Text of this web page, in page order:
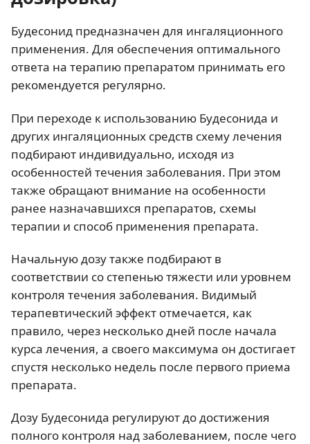
Будесонид предназначен для ингаляционного
применения. Для обеспечения оптимального
ответа на терапию препаратом принимать его
рекомендуется регулярно.
При переходе к использованию Будесонида и
других ингаляционных средств схему лечения
подбирают индивидуально, исходя из
особенностей течения заболевания. При этом
также обращают внимание на особенности
ранее назначавшихся препаратов, схемы
терапии и способ применения препарата.
Начальную дозу также подбирают в
соответствии со степенью тяжести или уровнем
контроля течения заболевания. Видимый
терапевтический эффект отмечается, как
правило, через несколько дней после начала
курса лечения, а своего максимума он достигает
спустя несколько недель после первого приема
препарата.
Дозу Будесонида регулируют до достижения
полного контроля над заболеванием, после чего